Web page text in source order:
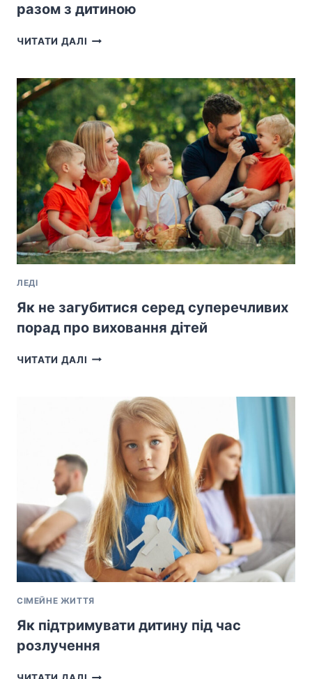
разом з дитиною
ЧИТАТИ ДАЛІ ЯК
РОЗВИВАТИ
РАЗОМ
ДИТИНОЮ
ЛЕДІ
Як не загубитися серед суперечливих
порад про виховання дітей
ЧИТАТИ ДАЛІ ЯК
СЕРЕД
СУПЕРЕЧЛИВИХ
ПОРАД
ВИХОВАННЯ
ДІТЕЙ
СІМЕЙНЕ ЖИТТЯ
Як підтримувати дитину під час
розлучення
ЯК